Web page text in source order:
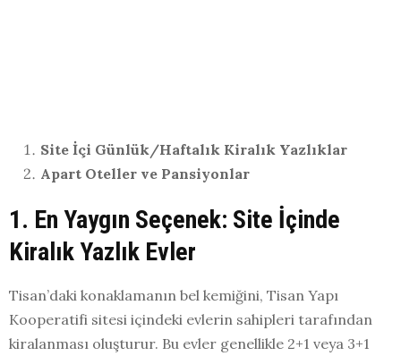
Site İçi Günlük/Haftalık Kiralık Yazlıklar
Apart Oteller ve Pansiyonlar
1. En Yaygın Seçenek: Site İçinde
Kiralık Yazlık Evler
Tisan’daki konaklamanın bel kemiğini, Tisan Yapı
Kooperatifi sitesi içindeki evlerin sahipleri tarafından
kiralanması oluşturur. Bu evler genellikle 2+1 veya 3+1